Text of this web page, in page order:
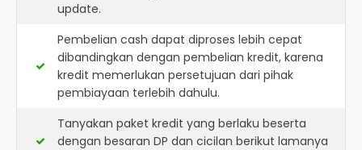
update.
Pembelian cash dapat diproses lebih cepat
dibandingkan dengan pembelian kredit, karena
kredit memerlukan persetujuan dari pihak
pembiayaan terlebih dahulu.
Tanyakan paket kredit yang berlaku beserta
dengan besaran DP dan cicilan berikut lamanya